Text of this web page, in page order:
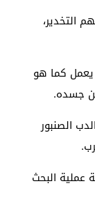
التخدير،
يعمل كما هو
جسده.
الصنبور
عملية البحث